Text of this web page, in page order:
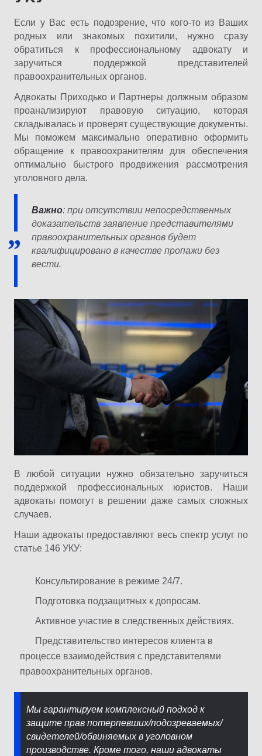
Если у Вас есть подозрение, что кого-то из Ваших
родных или знакомых похитили, нужно сразу
обратиться к профессиональному адвокату и
заручиться поддержкой представителей
правоохранительных органов.
Адвокаты Приходько и Партнеры должным образом
проанализируют правовую ситуацию, которая
складывалась и проверят существующие документы.
Мы поможем максимально оперативно оформить
обращение к правоохранителям для обеспечения
оптимально быстрого продвижения рассмотрения
уголовного дела.
Важно: при отсутствии непосредственных
доказательств заявление представителями
правоохранительных органов будет
квалифицировано в качестве пропажи без
вести.
В любой ситуации нужно обязательно заручиться
поддержкой профессиональных юристов. Наши
адвокаты помогут в решении даже самых сложных
случаев.
Наши адвокаты предоставляют весь спектр услуг по
статье 146 УКУ:
Консультирование в режиме 24/7.
Подготовка подзащитных к допросам.
Активное участие в следственных действиях.
Представительство интересов клиента в
процессе взаимодействия с представителями
правоохранительных органов.
Мы гарантируем комплексный подход к
защите прав потерпевших/подозреваемых/
свидетелей/обвиняемых в уголовном
производстве. Кроме того, наши адвокаты